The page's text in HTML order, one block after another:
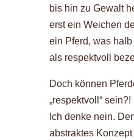
bis hin zu Gewalt
erst ein Weichen
ein Pferd, was
als respektvoll
Doch können
„respektvoll“ sein?!
Ich denke nein.
abstraktes